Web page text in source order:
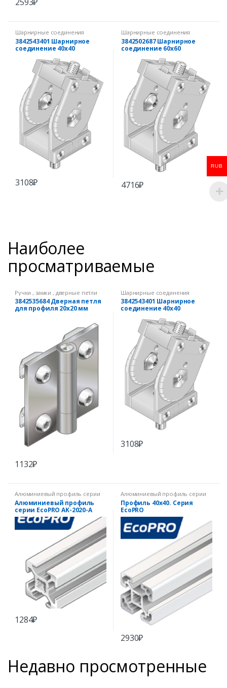
Шарнирные соединения
3842543401 Шарнирное
соединение 40х40
3108₽
Шарнирные соединения
3842502687 Шарнирное
соединение 60х60
4716₽
Наиболее
просматриваемые
Ручки , замки , дверные петли
3842535684 Дверная петля
для профиля 20х20 мм
1132₽
Шарнирные соединения
3842543401 Шарнирное
соединение 40х40
3108₽
Алюминиевый профиль серии
EcoPRO
Алюминиевый профиль
серии EcoPRO AK-2020-A
1284₽
Алюминиевый профиль серии
EcoPRO
Профиль 40х40. Серия
EcoPRO
2930₽
Недавно просмотренные
RUB